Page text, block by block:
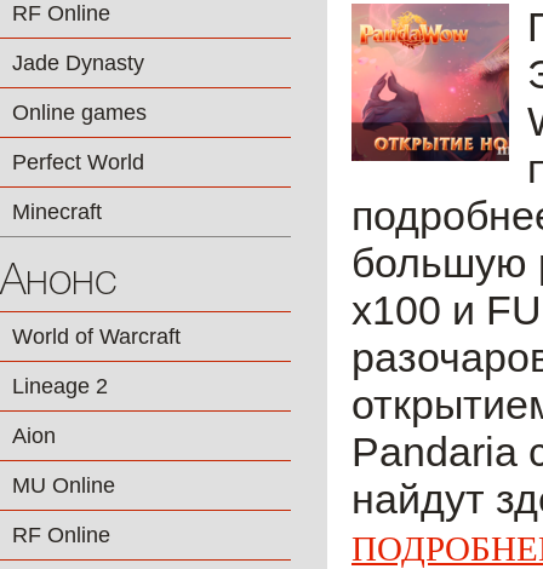
RF Online
Jade Dynasty
Online games
Perfect World
Minecraft
Анонс
World of Warcraft
Lineage 2
Aion
MU Online
RF Online
большую
х100 и
Pandaria
найдут